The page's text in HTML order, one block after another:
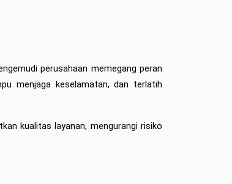
perusahaan memegang peran
menjaga keselamatan, dan terlatih
kualitas layanan, mengurangi risiko